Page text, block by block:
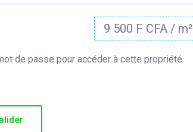
9 500 F CFA / m²